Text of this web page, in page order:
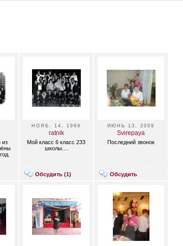
из
НОЯБ. 14, 1989
ratnik
Мой класс 6 класс 233
школы....
Обсудить (1)
ИЮНЬ 13, 2009
Svirepaya
Последний звонок
Обсудить